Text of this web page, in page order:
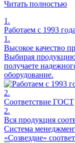
Читать полностью
1.
Работаем с 1993 года
1.
Высокое качество
Выбирая
получаете
оборудование.
2.
Соответствие ГОСТ
2.
Вся продукция
Система
«Созвездие»